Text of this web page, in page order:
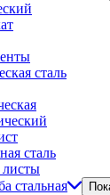
сталь
сталь
листы
стальная